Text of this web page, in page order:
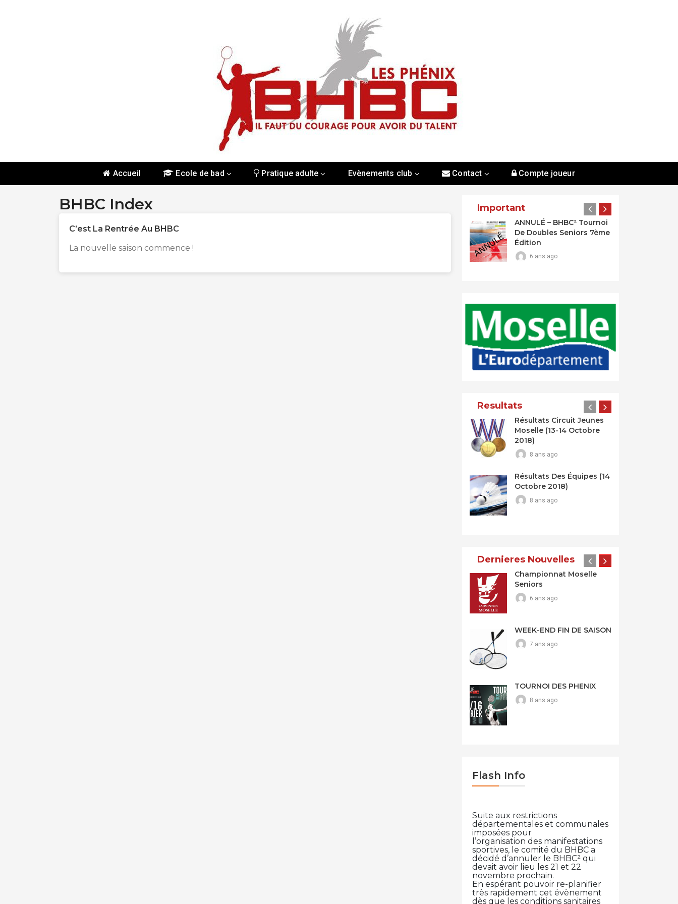
Accueil Ecole de bad Pratique adulte Evènements club Contact Compte joueur
BHBC Index
C’est La Rentrée Au BHBC
La nouvelle saison commence !
Important
ANNULÉ – BHBC² Tournoi
De Doubles Seniors 7ème
Édition
6 ans ago
Resultats
Résultats Circuit Jeunes
Moselle (13-14 Octobre
2018)
8 ans ago
Résultats Des Équipes (14
Octobre 2018)
8 ans ago
Dernieres Nouvelles
Championnat Moselle
Seniors
6 ans ago
WEEK-END FIN DE SAISON
7 ans ago
TOURNOI DES PHENIX
8 ans ago
Flash Info
Suite aux restrictions
départementales et communales
imposées pour
l’organisation des manifestations
sportives, le comité du BHBC a
décidé d’annuler le BHBC² qui
devait avoir lieu les 21 et 22
novembre prochain.
En espérant pouvoir re-planifier
très rapidement cet évènement
dès que les conditions sanitaires